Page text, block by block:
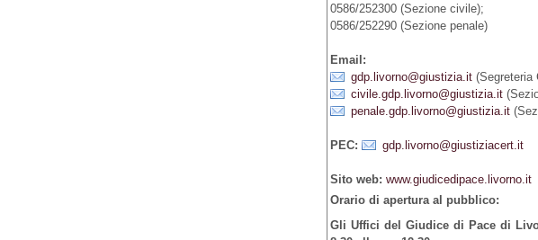
0586/252300 (Sezione civile);
0586/252290 (Sezione penale)
Email:
gdp.livorno@giustizia.it(Segreteria
civile.gdp.livorno@giustizia.it
penale.gdp.livorno@giustizia.it
PEC: gdp.livorno@giustiziacert.it
Sito web: www.giudicedipace.livorno.it
Orario di apertura al pubblico:
Gli Uffici del Giudice di Pace di